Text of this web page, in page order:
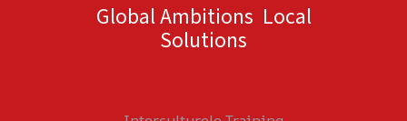
Global Ambitions Local
Solutions